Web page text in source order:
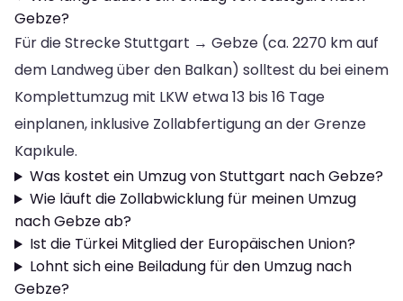
Gebze?
Für die Strecke Stuttgart → Gebze (ca. 2270 km auf
dem Landweg über den Balkan) solltest du bei einem
Komplettumzug mit LKW etwa 13 bis 16 Tage
einplanen, inklusive Zollabfertigung an der Grenze
Kapıkule.
Was kostet ein Umzug von Stuttgart nach Gebze?
Wie läuft die Zollabwicklung für meinen Umzug
nach Gebze ab?
Ist die Türkei Mitglied der Europäischen Union?
Lohnt sich eine Beiladung für den Umzug nach
Gebze?